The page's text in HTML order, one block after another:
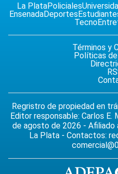
La PlataPoliciales
EnsenadaDeportes
Tecno
Términos y
Políticas
Regristro de propiedad en
Editor responsable: Carlos E.
de agosto de 2026 - Afiliado
La Plata - Contactos: